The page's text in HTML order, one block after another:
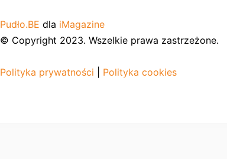
Pudło.BE dla iMagazine
© Copyright 2023. Wszelkie prawa zastrzeżone.
Polityka prywatności Polityka cookies